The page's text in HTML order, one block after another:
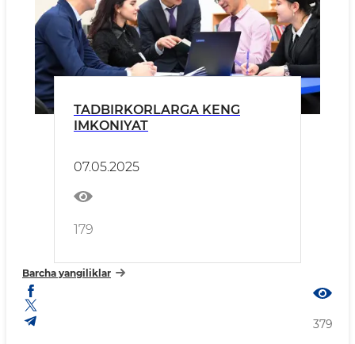
TADBIRKORLARGA KENG
IMKONIYAT
07.05.2025
179
Barcha yangiliklar
379